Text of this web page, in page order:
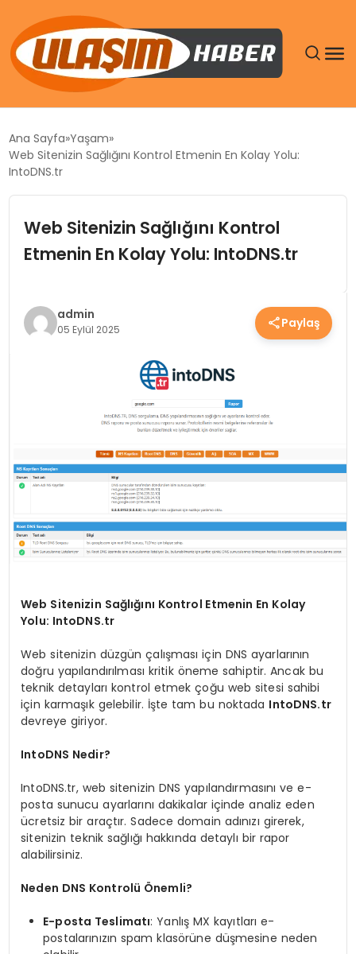
SIYASET
EKONOMI
TEKNOLOJI
Ana Sayfa Yaşam
Web Sitenizin Sağlığını Kontrol Etmenin En Kolay Yolu:
IntoDNS.tr
Web Sitenizin Sağlığını Kontrol
Etmenin En Kolay Yolu: IntoDNS.tr
admin
05 Eylül 2025 Paylaş
Web Sitenizin Sağlığını Kontrol Etmenin En Kolay
Yolu: IntoDNS.tr
Web sitenizin düzgün çalışması için DNS ayarlarının
doğru yapılandırılması kritik öneme sahiptir. Ancak bu
teknik detayları kontrol etmek çoğu web sitesi sahibi
için karmaşık gelebilir. İşte tam bu noktada IntoDNS.tr
devreye giriyor.
IntoDNS Nedir?
IntoDNS.tr, web sitenizin DNS yapılandırmasını ve e-
posta sunucu ayarlarını dakikalar içinde analiz eden
ücretsiz bir araçtır. Sadece domain adınızı girerek,
sitenizin teknik sağlığı hakkında detaylı bir rapor
alabilirsiniz.
Neden DNS Kontrolü Önemli?
E-posta Teslimatı: Yanlış MX kayıtları e-
postalarınızın spam klasörüne düşmesine neden